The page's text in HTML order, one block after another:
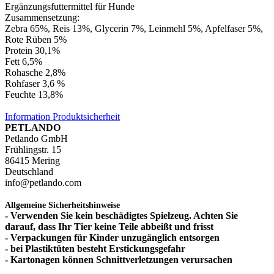
Ergänzungsfuttermittel für Hunde
Zusammensetzung:
Zebra 65%, Reis 13%, Glycerin 7%, Leinmehl 5%, Apfelfaser 5%,
Rote Rüben 5%
Protein 30,1%
Fett 6,5%
Rohasche 2,8%
Rohfaser 3,6 %
Feuchte 13,8%
Information Produktsicherheit
PETLANDO
Petlando GmbH
Frühlingstr. 15
86415 Mering
Deutschland
info@petlando.com
Allgemeine Sicherheitshinweise
- Verwenden Sie kein beschädigtes Spielzeug. Achten Sie
darauf, dass Ihr Tier keine Teile abbeißt und frisst
- Verpackungen für Kinder unzugänglich entsorgen
- bei Plastiktüten besteht Erstickungsgefahr
- Kartonagen können Schnittverletzungen verursachen